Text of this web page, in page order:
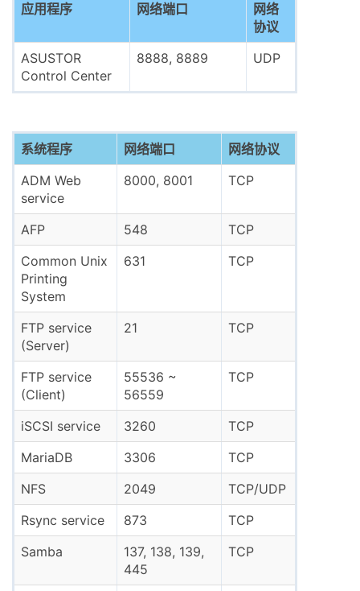
应用程序 网络端口
网络
协议
ASUSTOR
Control Center
8888, 8889 UDP
系统程序 网络端口
网络协议
ADM Web
service
8000, 8001 TCP
AFP 548
TCP
Common Unix
Printing
System
631 TCP
FTP service
(Server)
21 TCP
FTP service
(Client)
55536 ~
56559
TCP
iSCSI service 3260
TCP
MariaDB
3306
TCP
NFS
2049
TCP/UDP
Rsync service
873
TCP
Samba
137, 138, 139,
445
TCP